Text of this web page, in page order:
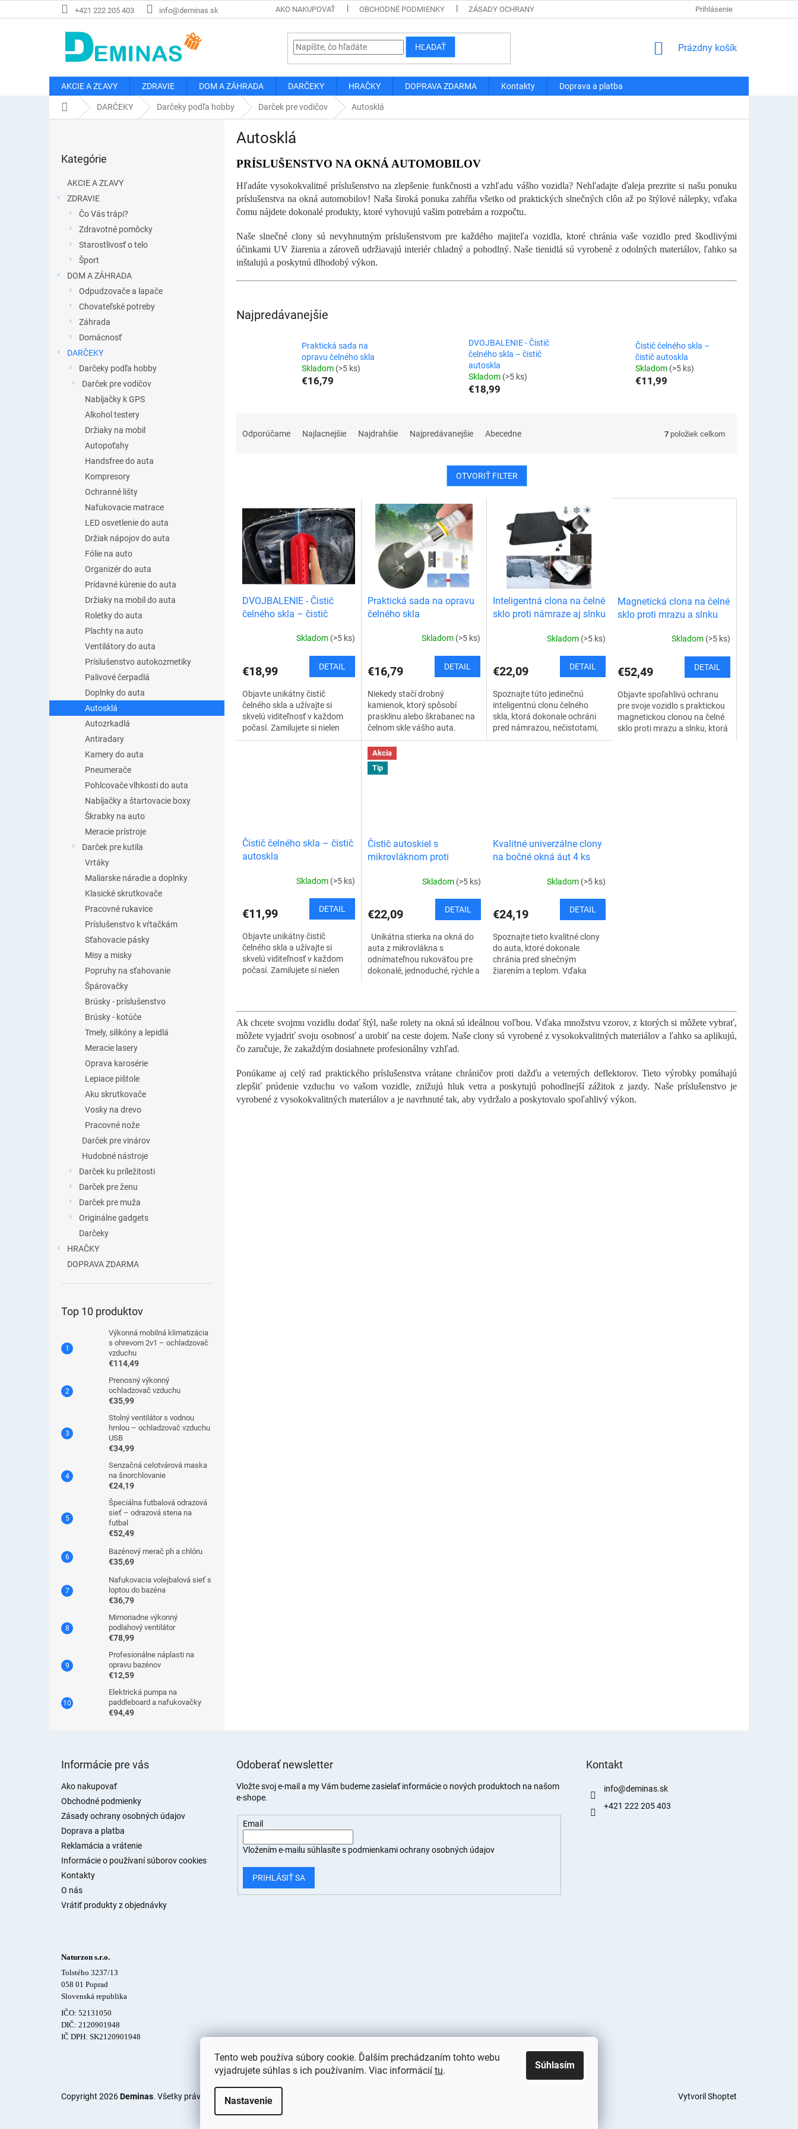
Tento web používa súbory cookie. Ďalším prechádzaním tohto webu
vyjadrujete súhlas s ich používaním. Viac informácií tu.
Nastavenie
Súhlasím
na
+421 222 205 403 info@deminas.sk AKO NAKUPOVAŤ OBCHODNÉ PODMIENKY ZÁSADY OCHRANY OSOBNÝCH ÚDAJOV DOPRAVA A PLATBA REKLAMÁCIA A
Prihlásenie
HĽADAŤ
NÁKUPNÝ
Prázdny košík
AKCIE A ZĽAVY ZDRAVIE DOM A ZÁHRADA DARČEKY HRAČKY DOPRAVA ZDARMA Kontakty Doprava a platba
DomovDARČEKY Darčeky podľa hobby Darček pre vodičov Autosklá
kategórie
Kategórie
AKCIE A ZĽAVY
ZDRAVIE
Čo Vás trápi?
Zdravotné pomôcky
Starostlivosť o telo
Šport
DOM A ZÁHRADA
Odpudzovače a lapače
Chovateľské potreby
Záhrada
Domácnosť
DARČEKY
Darčeky podľa hobby
Darček pre vodičov
Nabíjačky k GPS
Alkohol testery
Držiaky na mobil
Autopoťahy
Handsfree do auta
Kompresory
Ochranné lišty
Nafukovacie matrace
LED osvetlenie do auta
Držiak nápojov do auta
Fólie na auto
Organizér do auta
Prídavné kúrenie do auta
Držiaky na mobil do auta
Roletky do auta
Plachty na auto
Ventilátory do auta
Príslušenstvo autokozmetiky
Palivové čerpadlá
Doplnky do auta
Autosklá
Autozrkadlá
Antiradary
Kamery do auta
Pneumerače
Pohlcovače vlhkosti do auta
Nabíjačky a štartovacie boxy
Škrabky na auto
Meracie prístroje
Darček pre kutila
Vrtáky
Maliarske náradie a doplnky
Klasické skrutkovače
Pracovné rukavice
Príslušenstvo k vŕtačkám
Sťahovacie pásky
Misy a misky
Popruhy na sťahovanie
Špárovačky
Brúsky - príslušenstvo
Brúsky - kotúče
Tmely, silikóny a lepidlá
Meracie lasery
Oprava karosérie
Lepiace pištole
Aku skrutkovače
Vosky na drevo
Pracovné nože
Darček pre vinárov
Hudobné nástroje
Darček ku príležitosti
Darček pre ženu
Darček pre muža
Originálne gadgets
Darčeky
HRAČKY
DOPRAVA ZDARMA
Top 10 produktov
Výkonná mobilná klimatizácia
s ohrevom 2v1 – ochladzovač
vzduchu
€114,49
Prenosný výkonný
ochladzovač vzduchu
€35,99
Stolný ventilátor s vodnou
hmlou – ochladzovač vzduchu
USB
€34,99
Senzačná celotvárová maska
na šnorchlovanie
€24,19
Špeciálna futbalová odrazová
sieť – odrazová stena na
futbal
€52,49
Bazénový merač ph a chlóru
€35,69
Nafukovacia volejbalová sieť s
loptou do bazéna
€36,79
Mimoriadne výkonný
podlahový ventilátor
€78,99
Profesionálne náplasti na
opravu bazénov
€12,59
Elektrická pumpa na
paddleboard a nafukovačky
€94,49
Autosklá
PRÍSLUŠENSTVO NA OKNÁ AUTOMOBILOV
Hľadáte vysokokvalitné príslušenstvo na zlepšenie funkčnosti a vzhľadu vášho vozidla? Nehľadajte ďaleja prezrite si našu ponuku
príslušenstva na okná automobilov! Naša široká ponuka zahŕňa všetko od praktických slnečných clôn až po štýlové nálepky, vďaka
čomu nájdete dokonalé produkty, ktoré vyhovujú vašim potrebám a rozpočtu.
Naše slnečné clony sú nevyhnutným príslušenstvom pre každého majiteľa vozidla, ktoré chránia vaše vozidlo pred škodlivými
účinkami UV žiarenia a zároveň udržiavajú interiér chladný a pohodlný. Naše tienidlá sú vyrobené z odolných materiálov, ľahko sa
inštalujú a poskytnú dlhodobý výkon.
Najpredávanejšie
Praktická sada na
opravu čelného skla
Skladom (>5 ks)
€16,79
DVOJBALENIE - Čistič
čelného skla – čistič
autoskla
Skladom (>5 ks)
€18,99
Čistič čelného skla –
čistič autoskla
Skladom (>5 ks)
€11,99
Odporúčame Najlacnejšie Najdrahšie Najpredávanejšie Abecedne 7 položiek celkom
OTVORIŤ FILTER
DVOJBALENIE - Čistič
čelného skla – čistič
Skladom (>5 ks)
€18,99 DETAIL
Objavte unikátny čistič
čelného skla a užívajte si
skvelú viditeľnosť v každom
počasí. Zamilujete si nielen
jeho účinnosť, ale aj
Praktická sada na opravu
čelného skla
Skladom (>5 ks)
€16,79 DETAIL
Niekedy stačí drobný
kamienok, ktorý spôsobí
prasklinu alebo škrabanec na
čelnom skle vášho auta.
Predstavujeme vám praktickú
sadu na opravu čelného skla
auta, vďaka ktorej bude...
Inteligentná clona na čelné
sklo proti námraze aj slnku
Skladom (>5 ks)
€22,09 DETAIL
Spoznajte túto jedinečnú
inteligentnú clonu čelného
skla, ktorá dokonale ochráni
pred námrazou, nečistotami,
slnkom a UV žiarením. Odteraz
Magnetická clona na čelné
sklo proti mrazu a slnku
Skladom (>5 ks)
€52,49 DETAIL
Objavte spoľahlivú ochranu
pre svoje vozidlo s praktickou
magnetickou clonou na čelné
sklo proti mrazu a slnku, ktorá
Čistič čelného skla – čistič
autoskla
Skladom (>5 ks)
€11,99 DETAIL
Objavte unikátny čistič
čelného skla a užívajte si
skvelú viditeľnosť v každom
počasí. Zamilujete si nielen
Akcia
Tip
Čistič autoskiel s
mikrovláknom proti
DVOJBALENIESkladom (>5 ks)
€22,09 DETAIL
Unikátna stierka na okná do
auta z mikrovlákna s
odnímateľnou rukoväťou pre
dokonalé, jednoduché, rýchle a
Kvalitné univerzálne clony
na bočné okná áut 4 ks
Skladom (>5 ks)
€24,19 DETAIL
Spoznajte tieto kvalitné clony
do auta, ktoré dokonale
chránia pred slnečným
žiarením a teplom. Vďaka
v
l
á
d
i
e
p
Ak chcete svojmu vozidlu dodať štýl, naše rolety na okná sú ideálnou voľbou. Vďaka množstvu vzorov, z ktorých si môžete vybrať,
môžete vyjadriť svoju osobnosť a urobiť na ceste dojem. Naše clony sú vyrobené z vysokokvalitných materiálov a ľahko sa aplikujú,
čo zaručuje, že zakaždým dosiahnete profesionálny vzhľad.
Ponúkame aj celý rad praktického príslušenstva vrátane chráničov proti dažďu a veterných deflektorov. Tieto výrobky pomáhajú
zlepšiť prúdenie vzduchu vo vašom vozidle, znižujú hluk vetra a poskytujú pohodlnejší zážitok z jazdy. Naše príslušenstvo je
vyrobené z vysokokvalitných materiálov a je navrhnuté tak, aby vydržalo a poskytovalo spoľahlivý výkon.
Informácie pre vás
Ako nakupovať
Obchodné podmienky
Zásady ochrany osobných údajov
Doprava a platba
Reklamácia a vrátenie
Informácie o používaní súborov cookies
Kontakty
O nás
Vrátiť produkty z objednávky
Odoberať newsletter
Vložte svoj e-mail a my Vám budeme zasielať informácie o nových produktoch na našom
e-shope.
Email
Vložením e-mailu súhlasíte s podmienkami ochrany osobných údajov
PRIHLÁSIŤ SA
Kontakt
info@deminas.sk
+421 222 205 403
Naturzon s.r.o.
Tolstého 3237/13
058 01 Poprad
Slovenská republika
IČO: 52131050
DIČ: 2120901948
IČ DPH: SK2120901948
Vytvoril Shoptet
Copyright 2026Deminas. Všetky práva vyhradené. Upraviť nastavenie cookies